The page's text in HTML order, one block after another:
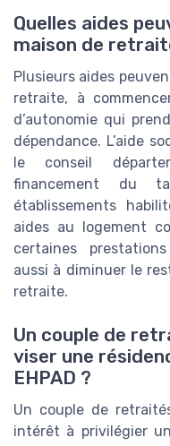
Quelles aides
maison de
Plusieurs aides
retraite, à
d’autonomie qui
dépendance. L’aide
le conseil
financement du
établissements
aides au logement
certaines
aussi à diminuer le
retraite.
Un couple de
viser une
EHPAD ?
Un couple de
intérêt à privilégier